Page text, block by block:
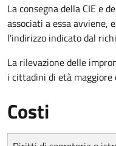
La consegna della CIE e
associati a essa avviene,
l'indirizzo indicato dal
La rilevazione delle
i cittadini di età maggiore
Costi